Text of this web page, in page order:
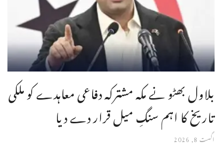
بلاول بھٹو نے مکہ مشترکہ دفاعی معاہدے کو ملکی
تاریخ کا اہم سنگِ میل قرار دے دیا
اگست 8, 2026